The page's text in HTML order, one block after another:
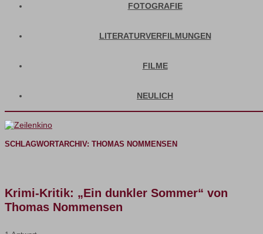
FOTOGRAFIE
LITERATURVERFILMUNGEN
FILME
NEULICH
SCHLAGWORTARCHIV: THOMAS NOMMENSEN
Krimi-Kritik: „Ein dunkler Sommer“ von
Thomas Nommensen